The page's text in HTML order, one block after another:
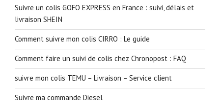
Suivre un colis GOFO EXPRESS en France : suivi, délais et
livraison SHEIN
Comment suivre mon colis CIRRO : Le guide
Comment faire un suivi de colis chez Chronopost : FAQ
suivre mon colis TEMU – Livraison – Service client
Suivre ma commande Diesel